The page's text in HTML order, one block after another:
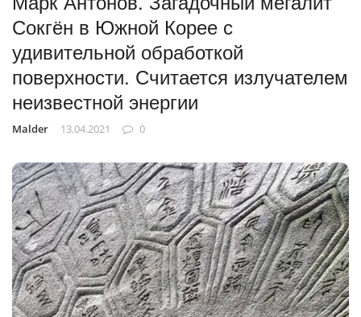
Сокгён в Южной Корее с
удивительной обработкой
поверхности. Считается излучателем
неизвестной энергии
Malder 13.04.2021 0